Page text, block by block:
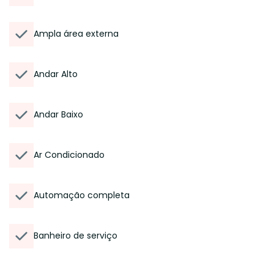
Ampla área externa
Andar Alto
Andar Baixo
Ar Condicionado
Automação completa
Banheiro de serviço